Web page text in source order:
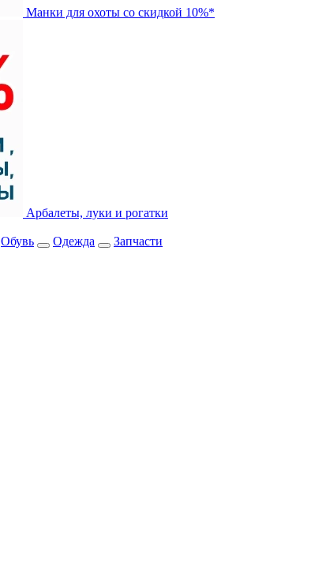
Манки для охоты со скидкой 10%*
Арбалеты, луки и рогатки
Обувь Одежда Запчасти